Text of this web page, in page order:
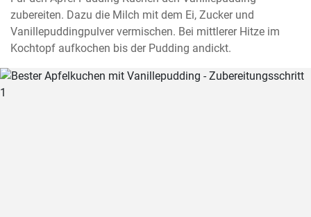
zubereiten. Dazu die Milch mit dem Ei, Zucker und
Vanillepuddingpulver vermischen. Bei mittlerer Hitze im
Kochtopf aufkochen bis der Pudding andickt.